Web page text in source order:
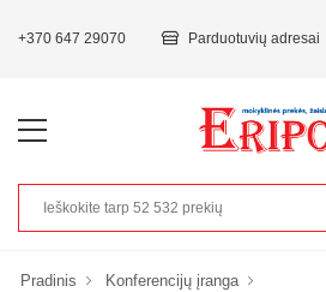
+370 647 29070 Parduotuvių adresai
Pradinis
Konferencijų įranga